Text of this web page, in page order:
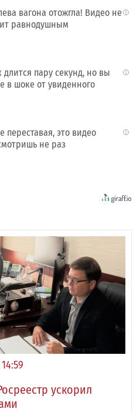
i
вагона отожгла! Видео не
равнодушным
i
длится пару секунд, но вы
в шоке от увиденного
i
переставая, это видео
не раз
14:59
ускорил